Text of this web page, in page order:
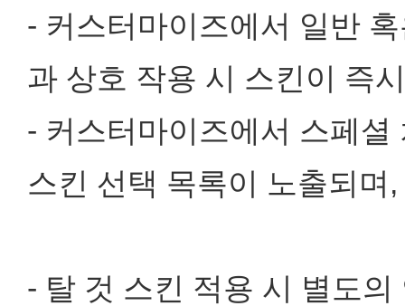
- 커스터마이즈에서 일반
과 상호 작용 시 스킨이 즉
- 커스터마이즈에서 스페
스킨 선택 목록이 노출되
- 탈 것 스킨 적용 시 별도